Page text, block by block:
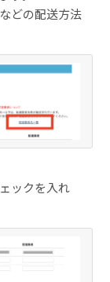
どの配送方法
ックを入れ